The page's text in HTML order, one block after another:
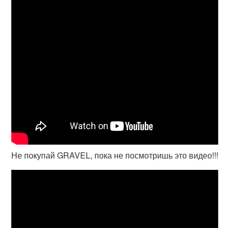
Не покупай GRAVEL, пока не посмотришь это видео!!!